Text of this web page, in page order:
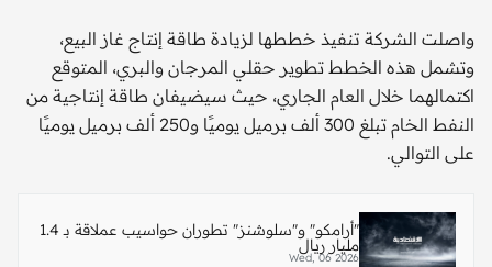
واصلت الشركة تنفيذ خططها لزيادة طاقة إنتاج غاز البيع،
وتشمل هذه الخطط تطوير حقلي المرجان والبري، المتوقع
اكتمالهما خلال العام الجاري، حيث سيضيفان طاقة إنتاجية من
النفط الخام تبلغ 300 ألف برميل يوميًا و250 ألف برميل يوميًا
على التوالي.
"أرامكو" و"سلوشنز" تطوران حواسيب عملاقة بـ 1.4
مليار ريال
Wed, 06 2026